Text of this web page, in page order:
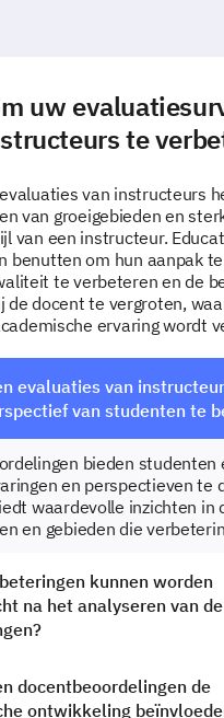
uw
te
van instructeurs
van groeigebieden en
van een instructeur.
benutten om hun aanpak
te verbeteren en de
de docent te vergroten,
ervaring wordt
evaluaties van
van studenten te
bieden studenten
en perspectieven te
waardevolle inzichten in
en gebieden die
kunnen worden
na het analyseren van de
docentbeoordelingen de
ontwikkeling